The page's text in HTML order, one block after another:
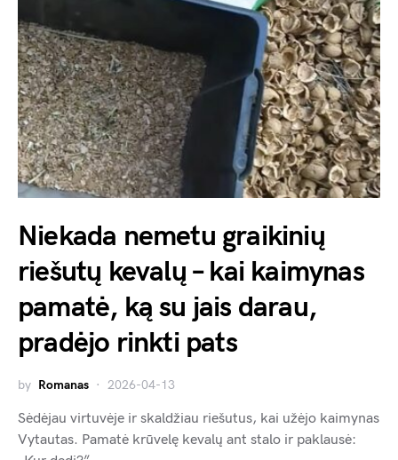
Niekada nemetu graikinių
riešutų kevalų – kai kaimynas
pamatė, ką su jais darau,
pradėjo rinkti pats
by Romanas 2026-04-13
Sėdėjau virtuvėje ir skaldžiau riešutus, kai užėjo kaimynas
Vytautas. Pamatė krūvelę kevalų ant stalo ir paklausė: